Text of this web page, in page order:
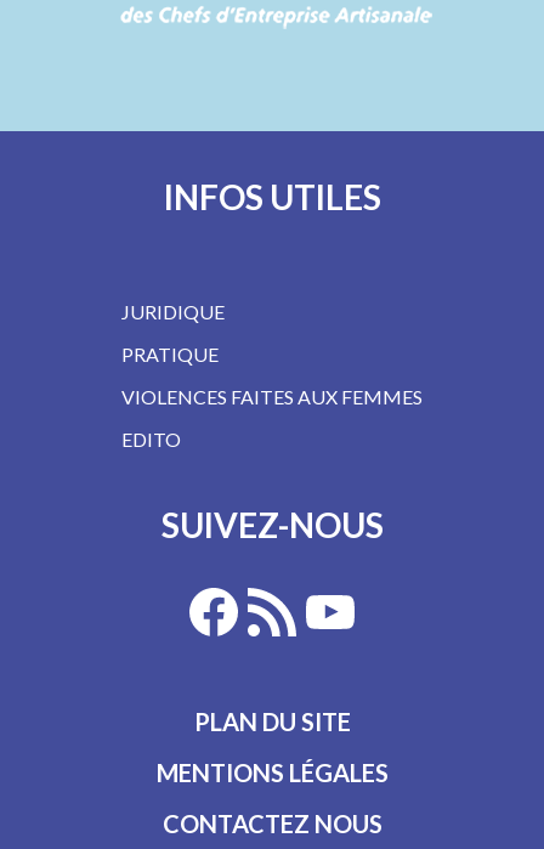
INFOS UTILES
JURIDIQUE
PRATIQUE
VIOLENCES FAITES AUX FEMMES
EDITO
SUIVEZ-NOUS
PLAN DU SITE
MENTIONS LÉGALES
CONTACTEZ NOUS